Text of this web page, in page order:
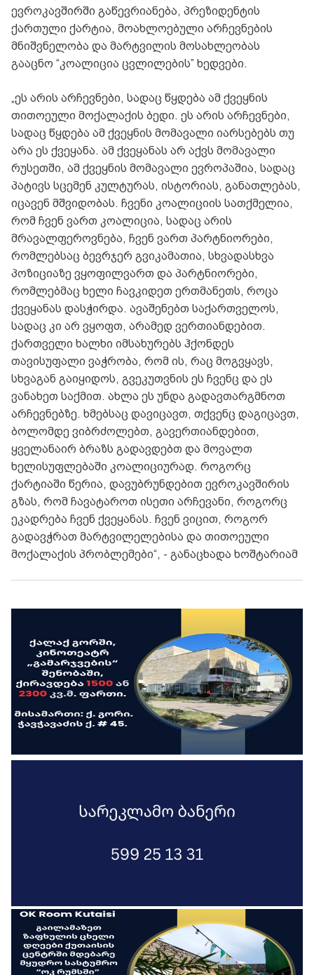
ევროკავშირში გაწევრიანება, პრეზიდენტის
ქართული ქარტია, მოახლოებული არჩევნების
მნიშვნელობა და მარტვილის მოსახლეობას
გააცნო “კოალიცია ცვლილების” ხედვები.
„ეს არის არჩევნები, სადაც წყდება ამ ქვეყნის
თითოეული მოქალაქის ბედი. ეს არის არჩევნები,
სადაც წყდება ამ ქვეყნის მომავალი იარსებებს თუ
არა ეს ქვეყანა. ამ ქვეყანას არ აქვს მომავალი
რუსეთში, ამ ქვეყნის მომავალი ევროპაშია, სადაც
პატივს სცემენ კულტურას, ისტორიას, განათლებას,
იცავენ მშვიდობას. ჩვენი კოალიციის სათქმელია,
რომ ჩვენ ვართ კოალიცია, სადაც არის
მრავალფეროვნება, ჩვენ ვართ პარტნიორები,
რომლებსაც ბევრჯერ გვიკამათია, სხვადასხვა
პოზიციაზე ვყოფილვართ და პარტნიორები,
რომლებმაც ხელი ჩავკიდეთ ერთმანეთს, როცა
ქვეყანას დასჭირდა. ავაშენებთ საქართველოს,
სადაც კი არ ვყოფთ, არამედ ვერთიანდებით.
ქართველი ხალხი იმსახურებს ჰქონდეს
თავისუფალი ვაჭრობა, რომ ის, რაც მოგვყავს,
სხვაგან გაიყიდოს, გვეკუთვნის ეს ჩვენც და ეს
ვანახეთ საქმით. ახლა ეს უნდა გადავთარგმნოთ
არჩევნებზე. ხმებსაც დავიცავთ, თქვენც დაგიცავთ,
ბოლომდე ვიბრძოლებთ, გავერთიანდებით,
ყველანაირ ბრაზს გადავდებთ და მოვალთ
ხელისუფლებაში კოალიციურად. როგორც
ქარტიაში წერია, დავუბრუნდებით ევროკავშირის
გზას, რომ ჩავატაროთ ისეთი არჩევანი, როგორც
ეკადრება ჩვენ ქვეყანას. ჩვენ ვიცით, როგორ
გადავჭრათ მარტვილელებისა და თითოეული
მოქალაქის პრობლემები“, - განაცხადა ხოშტარიამ